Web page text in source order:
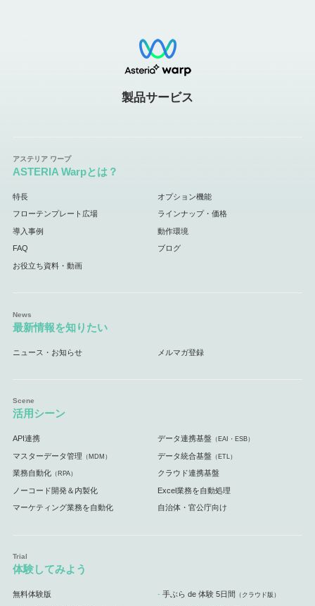
製品サービス
ASTERIA Warpとは？
特長 オプション機能
フローテンプレート広場 ラインナップ・価格
導入事例 動作環境
FAQ ブログ
お役立ち資料・動画
最新情報を知りたい
ニュース・お知らせ メルマガ登録
活用シーン
API連携 データ連携基盤 （EAI・ESB）
マスターデータ管理 （MDM） データ統合基盤 （ETL）
業務自動化（RPA） クラウド連携基盤
ノーコード開発＆内製化 Excel業務を自動処理
マーケティング業務を自動化 自治体・官公庁向け
体験してみよう
無料体験版 手ぶら de 体験 5日間 （クラウド版）